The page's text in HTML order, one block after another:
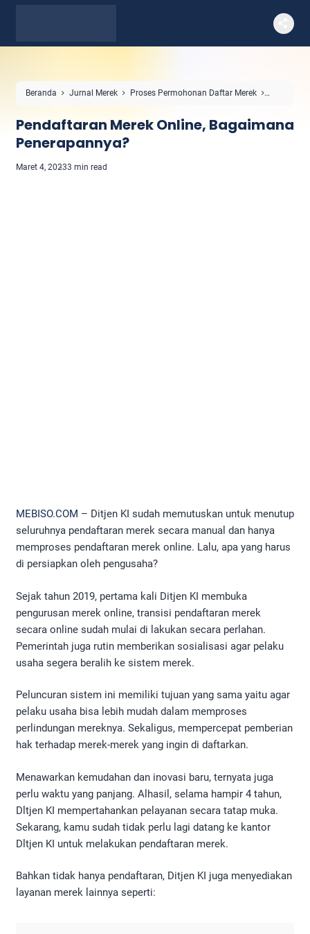
Beranda Jurnal Merek
Proses Permohonan Daftar Merek
Pendaftaran Merek Online, Bagaimana
Penerapannya?
Maret 4, 20233 min read
MEBISO.COM – Ditjen KI sudah memutuskan untuk menutup
seluruhnya pendaftaran merek secara manual dan hanya
memproses pendaftaran merek online. Lalu, apa yang harus
di persiapkan oleh pengusaha?
Sejak tahun 2019, pertama kali Ditjen KI membuka
pengurusan merek online, transisi pendaftaran merek
secara online sudah mulai di lakukan secara perlahan.
Pemerintah juga rutin memberikan sosialisasi agar pelaku
usaha segera beralih ke sistem merek.
Peluncuran sistem ini memiliki tujuan yang sama yaitu agar
pelaku usaha bisa lebih mudah dalam memproses
perlindungan mereknya. Sekaligus, mempercepat pemberian
hak terhadap merek-merek yang ingin di daftarkan.
Menawarkan kemudahan dan inovasi baru, ternyata juga
perlu waktu yang panjang. Alhasil, selama hampir 4 tahun,
Dltjen KI mempertahankan pelayanan secara tatap muka.
Sekarang, kamu sudah tidak perlu lagi datang ke kantor
Dltjen KI untuk melakukan pendaftaran merek.
Bahkan tidak hanya pendaftaran, Ditjen KI juga menyediakan
layanan merek lainnya seperti: